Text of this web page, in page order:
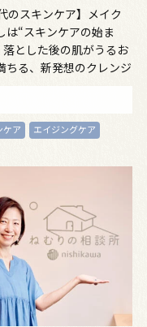
のスキンケア】メイク
は“スキンケアの始ま
落とした後の肌がうるお
ちる、新発想のクレンジ
ケア エイジングケア